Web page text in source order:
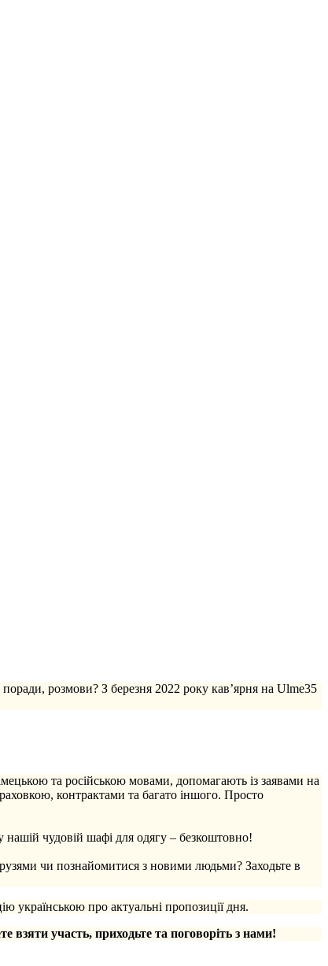
розмови? З березня 2022 року кав’ярня на Ulme35
та російською мовами, допомагають із заявами на
контрактами та багато іншого. Просто
чудовій шафі для одягу – безкоштовно!
чи познайомитися з новими людьми? Заходьте в
українською про актуальні пропозиції дня.
взяти участь, приходьте та поговоріть з нами!